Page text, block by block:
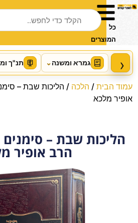
₪117.00
כל
המוצרים
גמרא ומשנה⌄ תנ"ך ›
עמוד הבית/ הלכה/ הליכות שבת –
אופיר מלכא
הליכות שבת –
הרב אופיר